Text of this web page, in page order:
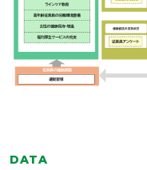
DATA